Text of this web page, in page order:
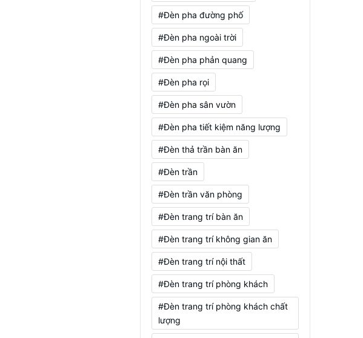
#Đèn pha đường phố
#Đèn pha ngoài trời
#Đèn pha phản quang
#Đèn pha rọi
#Đèn pha sân vườn
#Đèn pha tiết kiệm năng lượng
#Đèn thả trần bàn ăn
#Đèn trần
#Đèn trần văn phòng
#Đèn trang trí bàn ăn
#Đèn trang trí không gian ăn
#Đèn trang trí nội thất
#Đèn trang trí phòng khách
#Đèn trang trí phòng khách chất
lượng